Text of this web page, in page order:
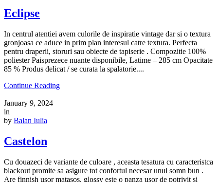
Eclipse
In centrul atentiei avem culorile de inspiratie vintage dar si o textura
gronjoasa ce aduce in prim plan interesul catre textura. Perfecta
pentru draperii, storuri sau obiecte de tapiserie . Compozitie 100%
poliester Paisprezece nuante disponibile, Latime – 285 cm Opacitate
85 % Produs delicat / se curata la spalatorie....
Continue Reading
January 9, 2024
in
by Balan Iulia
Castelon
Cu douazeci de variante de culoare , aceasta tesatura cu caracteristca
blackout promite sa asigure tot confortul necesar unui somn bun .
Are finnish usor matasos, glossy este o panza usor de potrivit si